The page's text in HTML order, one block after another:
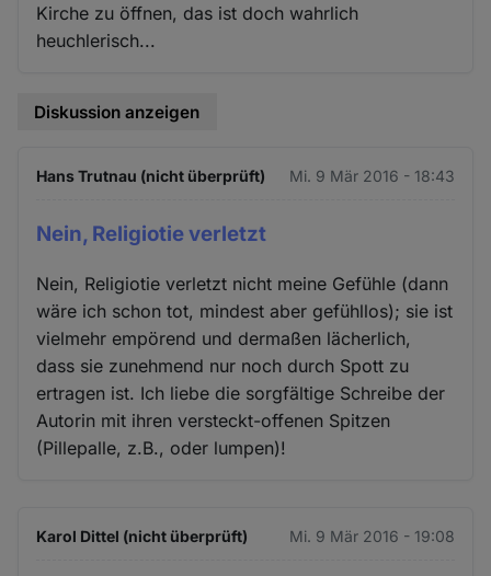
Kirche zu öffnen, das ist doch wahrlich
heuchlerisch...
Diskussion anzeigen
Hans Trutnau (nicht überprüft) Mi. 9 Mär 2016 - 18:43
Nein, Religiotie verletzt
Nein, Religiotie verletzt nicht meine Gefühle (dann
wäre ich schon tot, mindest aber gefühllos); sie ist
vielmehr empörend und dermaßen lächerlich,
dass sie zunehmend nur noch durch Spott zu
ertragen ist. Ich liebe die sorgfältige Schreibe der
Autorin mit ihren versteckt-offenen Spitzen
(Pillepalle, z.B., oder lumpen)!
Karol Dittel (nicht überprüft) Mi. 9 Mär 2016 - 19:08